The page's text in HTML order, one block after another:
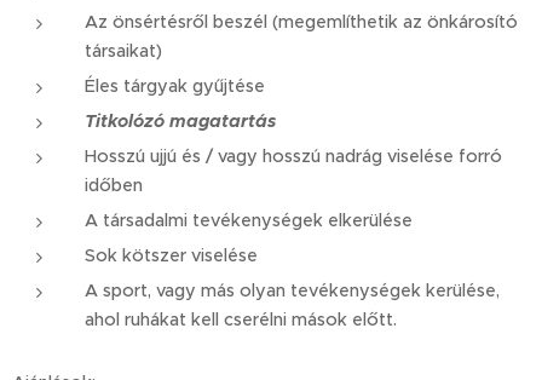
Az önsértésről beszél (megemlíthetik az önkárosító
társaikat)
Éles tárgyak gyűjtése
Titkolózó magatartás
Hosszú ujjú és / vagy hosszú nadrág viselése forró
időben
A társadalmi tevékenységek elkerülése
Sok kötszer viselése
A sport, vagy más olyan tevékenységek kerülése,
ahol ruhákat kell cserélni mások előtt.